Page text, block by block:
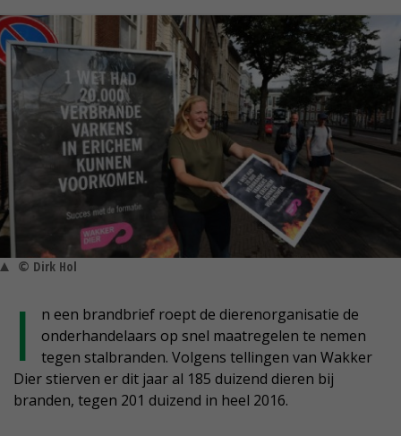
© Dirk Hol
I
n een brandbrief roept de dierenorganisatie de
onderhandelaars op snel maatregelen te nemen
tegen stalbranden. Volgens tellingen van Wakker
Dier stierven er dit jaar al 185 duizend dieren bij
branden, tegen 201 duizend in heel 2016.